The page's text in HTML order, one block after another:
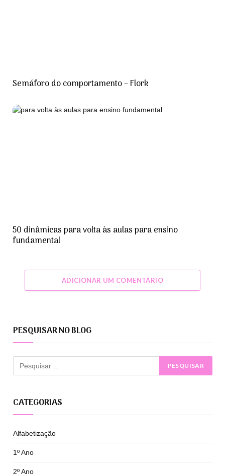
Semáforo do comportamento – Flork
50 dinâmicas para volta às aulas para ensino
fundamental
ADICIONAR UM COMENTÁRIO
PESQUISAR NO BLOG
CATEGORIAS
Alfabetização
1º Ano
2º Ano